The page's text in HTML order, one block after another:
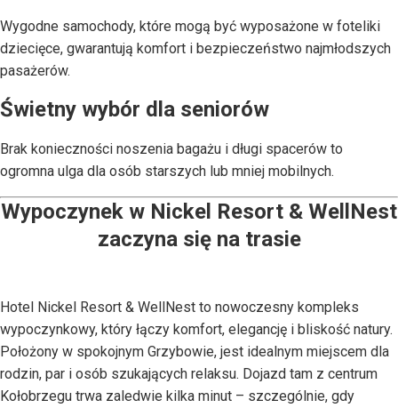
Wygodne samochody, które mogą być wyposażone w foteliki
dziecięce, gwarantują komfort i bezpieczeństwo najmłodszych
pasażerów.
Świetny wybór dla seniorów
Brak konieczności noszenia bagażu i długi spacerów to
ogromna ulga dla osób starszych lub mniej mobilnych.
Wypoczynek w Nickel Resort & WellNest
zaczyna się na trasie
Hotel Nickel Resort & WellNest to nowoczesny kompleks
wypoczynkowy, który łączy komfort, elegancję i bliskość natury.
Położony w spokojnym Grzybowie, jest idealnym miejscem dla
rodzin, par i osób szukających relaksu. Dojazd tam z centrum
Kołobrzegu trwa zaledwie kilka minut – szczególnie, gdy